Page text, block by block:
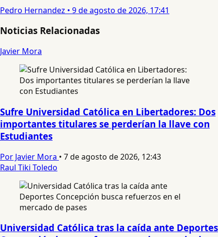
Pedro Hernandez • 9 de agosto de 2026, 17:41
Noticias Relacionadas
Javier Mora
Sufre Universidad Católica en Libertadores: Dos
importantes titulares se perderían la llave con
Estudiantes
Por Javier Mora • 7 de agosto de 2026, 12:43
Raul Tiki Toledo
Universidad Católica tras la caída ante Deportes